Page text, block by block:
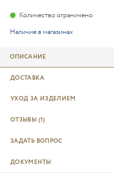
Количество ограничено
Наличие в магазинах
ОПИСАНИЕ
ДОСТАВКА
УХОД ЗА ИЗДЕЛИЕМ
ОТЗЫВЫ (1)
ЗАДАТЬ ВОПРОС
ДОКУМЕНТЫ